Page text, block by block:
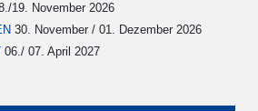
19. November 2026
30. November / 01. Dezember 2026
06./ 07. April 2027